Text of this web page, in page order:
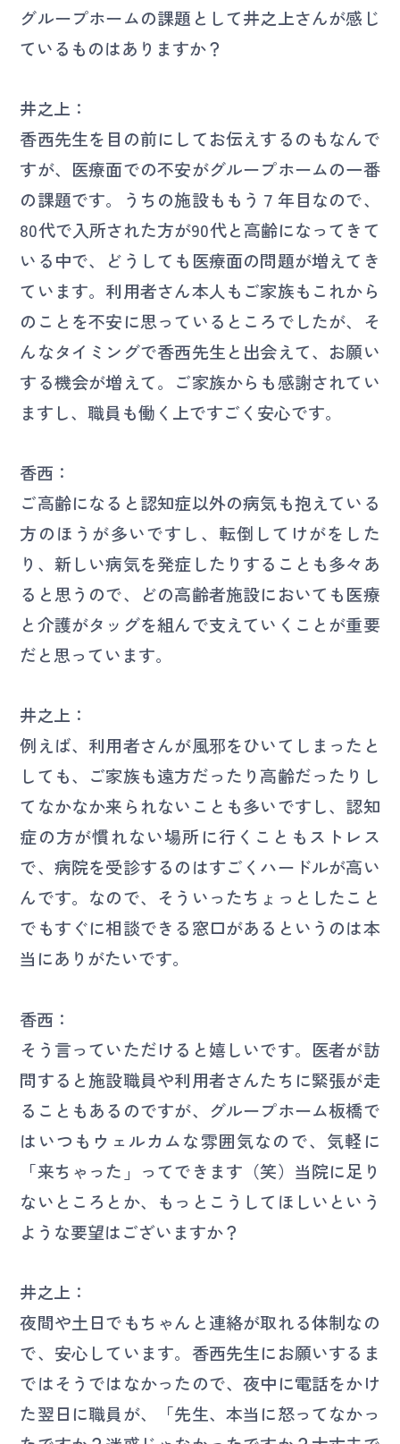
グループホームの課題として井之上さんが感じ
ているものはありますか？
井之上：
香西先生を目の前にしてお伝えするのもなんで
すが、医療面での不安がグループホームの一番
の課題です。うちの施設ももう７年目なので、
80代で入所された方が90代と高齢になってきて
いる中で、どうしても医療面の問題が増えてき
ています。利用者さん本人もご家族もこれから
のことを不安に思っているところでしたが、そ
んなタイミングで香西先生と出会えて、お願い
する機会が増えて。ご家族からも感謝されてい
ますし、職員も働く上ですごく安心です。
香西：
ご高齢になると認知症以外の病気も抱えている
方のほうが多いですし、転倒してけがをした
り、新しい病気を発症したりすることも多々あ
ると思うので、どの高齢者施設においても医療
と介護がタッグを組んで支えていくことが重要
だと思っています。
井之上：
例えば、利用者さんが風邪をひいてしまったと
しても、ご家族も遠方だったり高齢だったりし
てなかなか来られないことも多いですし、認知
症の方が慣れない場所に行くこともストレス
で、病院を受診するのはすごくハードルが高い
んです。なので、そういったちょっとしたこと
でもすぐに相談できる窓口があるというのは本
当にありがたいです。
香西：
そう言っていただけると嬉しいです。医者が訪
問すると施設職員や利用者さんたちに緊張が走
ることもあるのですが、グループホーム板橋で
はいつもウェルカムな雰囲気なので、気軽に
「来ちゃった」ってできます（笑）当院に足り
ないところとか、もっとこうしてほしいという
ような要望はございますか？
井之上：
夜間や土日でもちゃんと連絡が取れる体制なの
で、安心しています。香西先生にお願いするま
ではそうではなかったので、夜中に電話をかけ
た翌日に職員が、「先生、本当に怒ってなかっ